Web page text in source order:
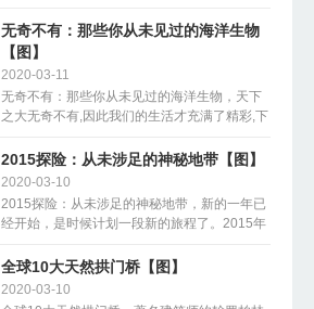
Terui 在水下潜水时，......
无奇不有：那些你从未见过的海洋生物
【图】
2020-03-11
无奇不有：那些你从未见过的海洋生物，天下
之大无奇不有,因此我们的生活才充满了精彩,下
洋生物，有的是......
2015探险：从未涉足的神秘地带【图】
2020-03-10
2015探险：从未涉足的神秘地带，新的一年已
经开始，是时候计划一段新的旅程了。2015年
的神秘地带......
全球10大天然拱门桥【图】
2020-03-10